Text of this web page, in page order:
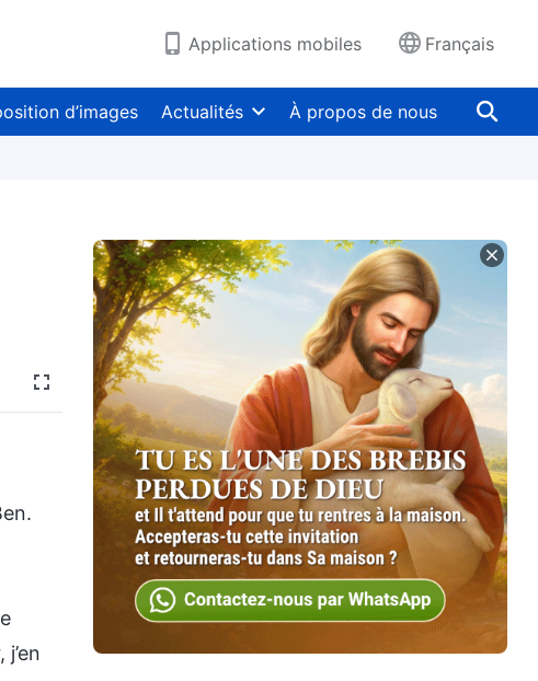
Applications mobiles Français
d’images Actualités À propos de nous